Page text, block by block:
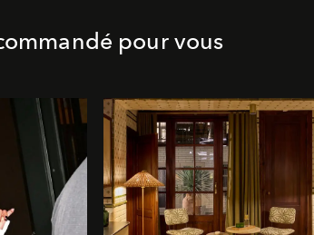
pour vous